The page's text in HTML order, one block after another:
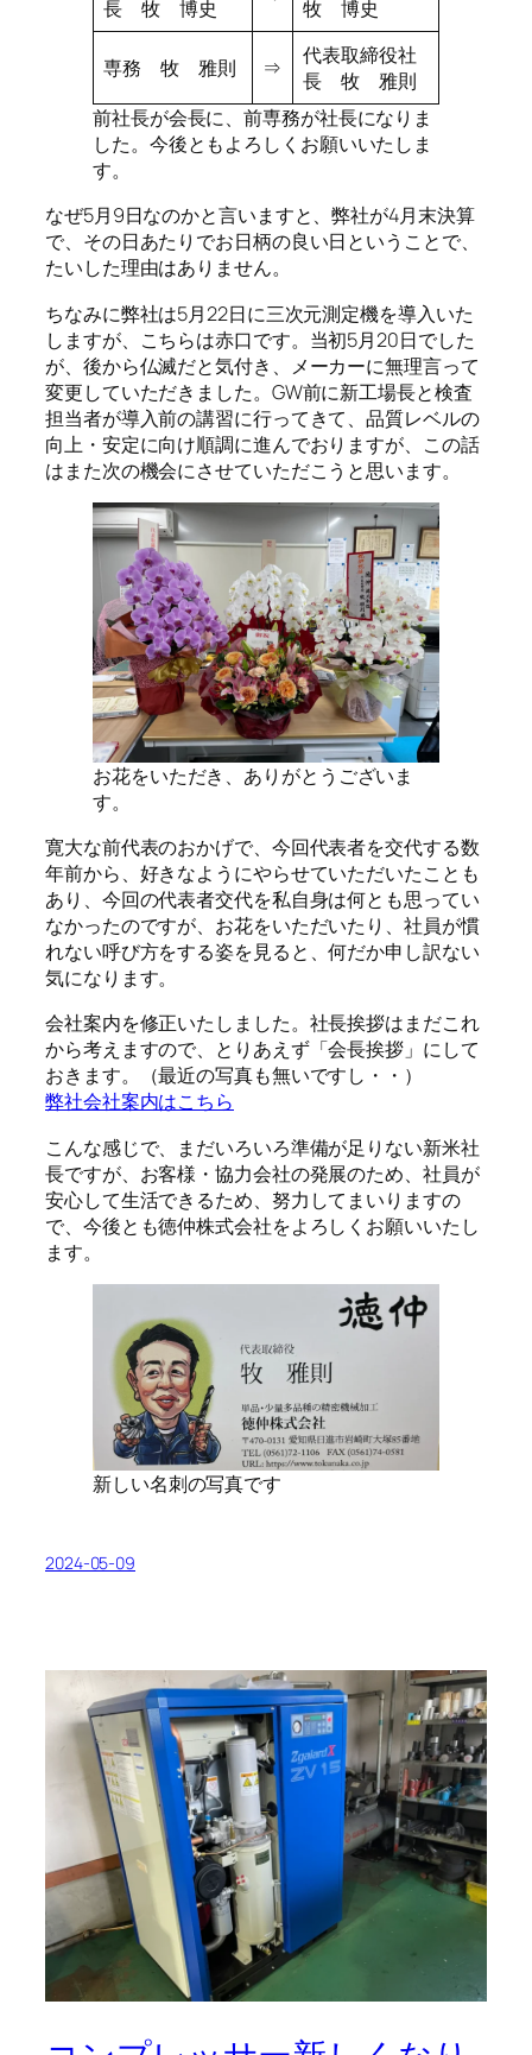
長 牧 博史
牧 博史
専務 牧 雅則 ⇒
代表取締役社
長 牧 雅則
前社長が会長に、前専務が社長になりま
した。今後ともよろしくお願いいたしま
す。
なぜ5月9日なのかと言いますと、弊社が4月末決算
で、その日あたりでお日柄の良い日ということで、
たいした理由はありません。
ちなみに弊社は5月22日に三次元測定機を導入いた
しますが、こちらは赤口です。当初5月20日でした
が、後から仏滅だと気付き、メーカーに無理言って
変更していただきました。GW前に新工場長と検査
担当者が導入前の講習に行ってきて、品質レベルの
向上・安定に向け順調に進んでおりますが、この話
はまた次の機会にさせていただこうと思います。
お花をいただき、ありがとうございま
す。
寛大な前代表のおかげで、今回代表者を交代する数
年前から、好きなようにやらせていただいたことも
あり、今回の代表者交代を私自身は何とも思ってい
なかったのですが、お花をいただいたり、社員が慣
れない呼び方をする姿を見ると、何だか申し訳ない
気になります。
会社案内を修正いたしました。社長挨拶はまだこれ
から考えますので、とりあえず「会長挨拶」にして
おきます。（最近の写真も無いですし・・）
弊社会社案内はこちら
こんな感じで、まだいろいろ準備が足りない新米社
長ですが、お客様・協力会社の発展のため、社員が
安心して生活できるため、努力してまいりますの
で、今後とも徳仲株式会社をよろしくお願いいたし
ます。
新しい名刺の写真です
2024-05-09